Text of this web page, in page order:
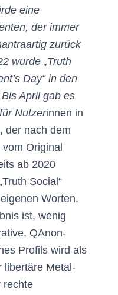
eine
der immer
zurück
wurde „Truth
Day“ in den
April gab es
Nutzerinnen in
der nach dem
Original
ab 2020
Social“
Worten.
ist, wenig
QAnon-
Profils wird als
libertäre Metal-
rechte